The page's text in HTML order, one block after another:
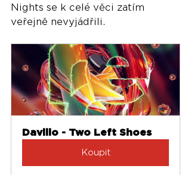
Nights se k celé věci zatím
veřejně nevyjádřili.
Davillo - Two Left Shoes
Koupit